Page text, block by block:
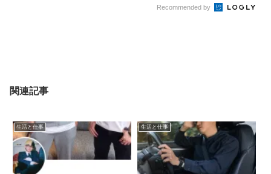
Recommended by
関連記事
生活と仕事 生活と仕事